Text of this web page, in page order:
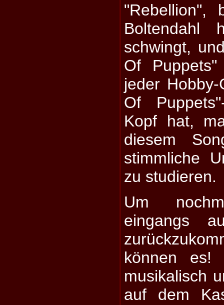
"Rebellion",
Boltendahl
schwingt,
Of
jeder
Of
Kopf hat,
diesem
stimmliche
zu studieren.
Um
eingangs
können es!
musikalisch
auf dem